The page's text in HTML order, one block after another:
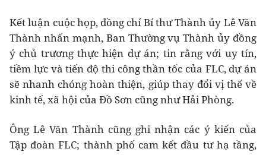
Kết luận cuộc họp, đồng chí Bí thư Thành ủy Lê Văn
Thành nhấn mạnh, Ban Thường vụ Thành ủy đồng
ý chủ trương thực hiện dự án; tin rằng với uy tín,
tiềm lực và tiến độ thi công thần tốc của FLC, dự án
sẽ nhanh chóng hoàn thiện, giúp thay đổi vị thế về
kinh tế, xã hội của Đồ Sơn cũng như Hải Phòng.
Ông Lê Văn Thành cũng ghi nhận các ý kiến của
Tập đoàn FLC; thành phố cam kết đầu tư hạ tầng,